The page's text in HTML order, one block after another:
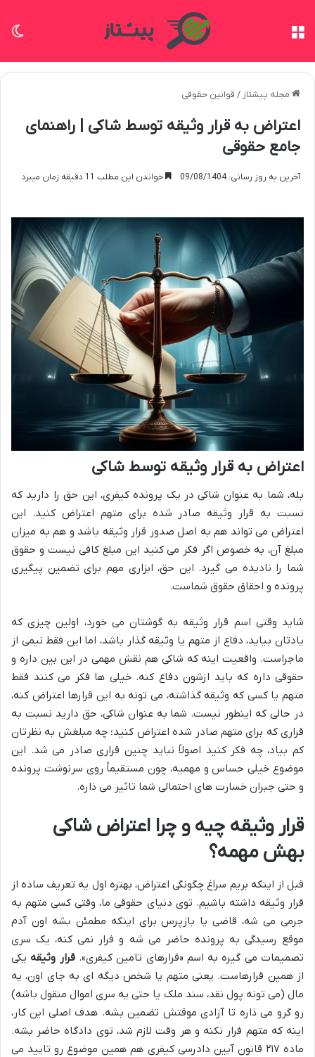
مجله پیشتاز / قوانین حقوقی
اعتراض به قرار وثیقه توسط شاکی | راهنمای
جامع حقوقی
آخرین به روز رسانی: 09/08/1404 خواندن این مطلب 11 دقیقه زمان میبرد
اعتراض به قرار وثیقه توسط شاکی
بله، شما به عنوان شاکی در یک پرونده کیفری، این حق را دارید که
نسبت به قرار وثیقه صادر شده برای متهم اعتراض کنید. این
اعتراض می تواند هم به اصل صدور قرار وثیقه باشد و هم به میزان
مبلغ آن، به خصوص اگر فکر می کنید این مبلغ کافی نیست و حقوق
شما را نادیده می گیرد. این حق، ابزاری مهم برای تضمین پیگیری
پرونده و احقاق حقوق شماست.
شاید وقتی اسم قرار وثیقه به گوشتان می خورد، اولین چیزی که
یادتان بیاید، دفاع از متهم یا وثیقه گذار باشد، اما این فقط نیمی از
ماجراست. واقعیت اینه که شاکی هم نقش مهمی در این بین داره و
حقوقی داره که باید ازشون دفاع کنه. خیلی ها فکر می کنند فقط
متهم یا کسی که وثیقه گذاشته، می تونه به این قرارها اعتراض کنه،
در حالی که اینطور نیست. شما به عنوان شاکی، حق دارید نسبت به
قراری که برای متهم صادر شده اعتراض کنید؛ چه مبلغش به نظرتان
کم بیاد، چه فکر کنید اصولاً نباید چنین قراری صادر می شد. این
موضوع خیلی حساس و مهمیه، چون مستقیماً روی سرنوشت پرونده
و حتی جبران خسارت های احتمالی شما تاثیر می ذاره.
قرار وثیقه چیه و چرا اعتراض شاکی
بهش مهمه؟
قبل از اینکه بریم سراغ چگونگی اعتراض، بهتره اول یه تعریف ساده از
قرار وثیقه داشته باشیم. توی دنیای حقوقی ما، وقتی کسی متهم به
جرمی می شه، قاضی یا بازپرس برای اینکه مطمئن بشه اون آدم
موقع رسیدگی به پرونده حاضر می شه و فرار نمی کنه، یک سری
تصمیمات می گیره به اسم «قرارهای تامین کیفری».قرار وثیقه یکی
از همین قرارهاست. یعنی متهم یا شخص دیگه ای به جای اون، یه
مال (می تونه پول نقد، سند ملک یا حتی یه سری اموال منقول باشه)
رو گرو می ذاره تا آزادی موقتش تضمین بشه. هدف اصلی این کار،
اینه که متهم فرار نکنه و هر وقت لازم شد، توی دادگاه حاضر بشه.
ماده ۲۱۷ قانون آیین دادرسی کیفری هم همین موضوع رو تایید می